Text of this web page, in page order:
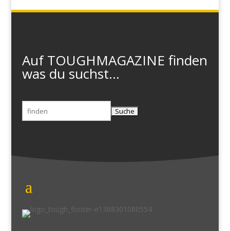
Auf TOUGHMAGAZINE finden
was du suchst...
Suchen
nach: